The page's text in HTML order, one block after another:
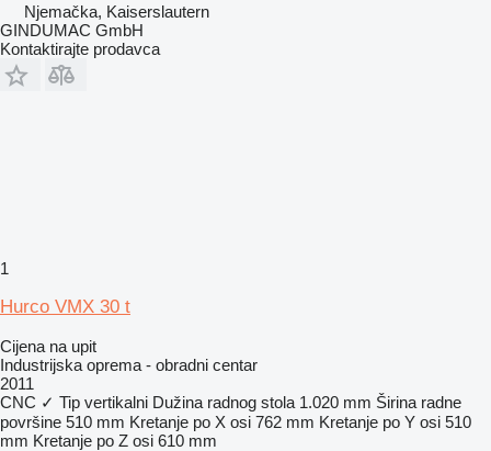
Njemačka, Kaiserslautern
GINDUMAC GmbH
Kontaktirajte prodavca
1
Hurco VMX 30 t
Cijena na upit
Industrijska oprema - obradni centar
2011
CNC ✓ Tip vertikalni Dužina radnog stola 1.020 mm Širina radne
površine 510 mm Kretanje po X osi 762 mm Kretanje po Y osi 510
mm Kretanje po Z osi 610 mm